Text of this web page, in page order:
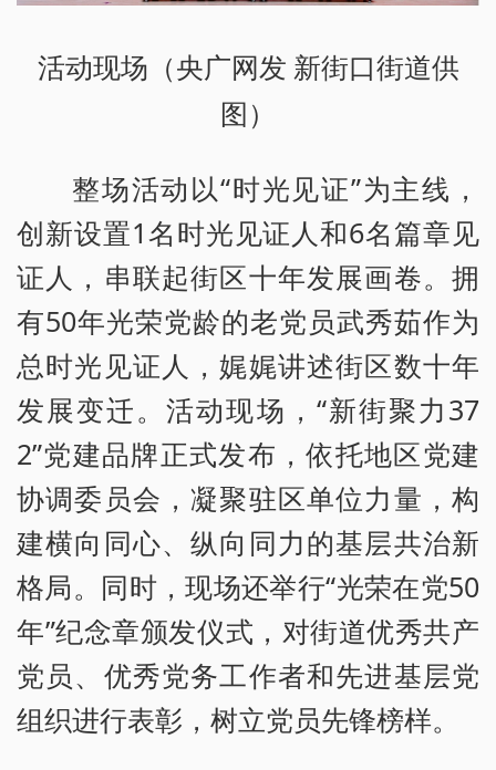
活动现场（央广网发 新街口街道供
图）
整场活动以“时光见证”为主线，
创新设置1名时光见证人和6名篇章见
证人，串联起街区十年发展画卷。拥
有50年光荣党龄的老党员武秀茹作为
总时光见证人，娓娓讲述街区数十年
发展变迁。活动现场，“新街聚力37
2”党建品牌正式发布，依托地区党建
协调委员会，凝聚驻区单位力量，构
建横向同心、纵向同力的基层共治新
格局。同时，现场还举行“光荣在党50
年”纪念章颁发仪式，对街道优秀共产
党员、优秀党务工作者和先进基层党
组织进行表彰，树立党员先锋榜样。